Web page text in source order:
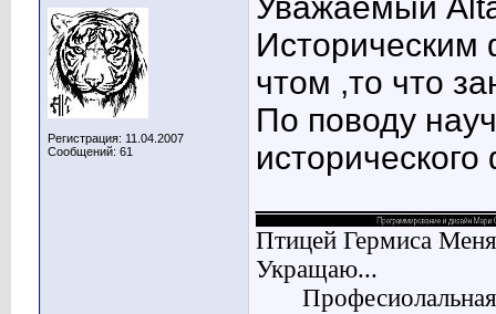
Регистрация: 11.04.2007
Сообщений: 61
Уважаемый
Историческим
чтом ,то что
По поводу
Птицей Гермиса
Укращаю...